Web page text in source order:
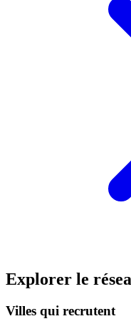
Explorer le
Villes qui recrutent